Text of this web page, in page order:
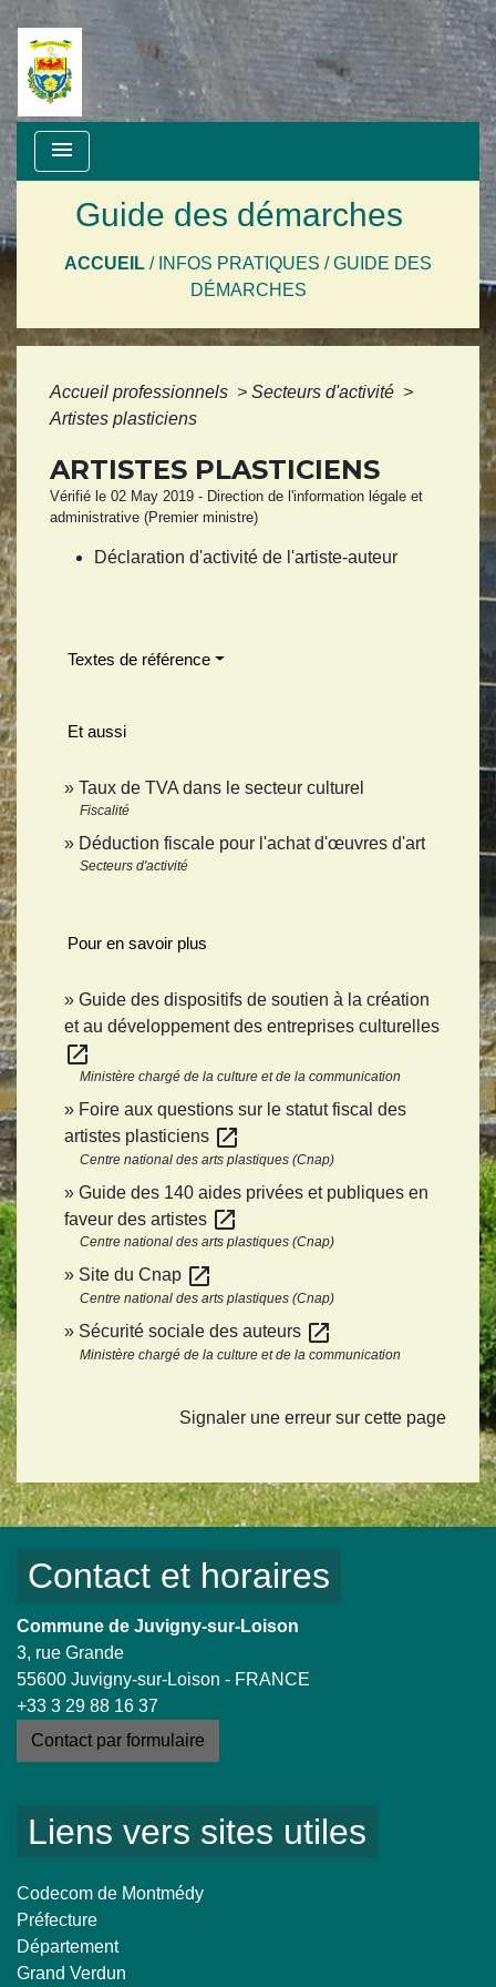
menu
Guide des démarches
ACCUEIL / INFOS PRATIQUES /GUIDE DES
DÉMARCHES
Accueil professionnels > Secteurs d'activité >
Artistes plasticiens
ARTISTES PLASTICIENS
Vérifié le 02 May 2019 - Direction de l'information légale et
administrative (Premier ministre)
Déclaration d'activité de l'artiste-auteur
Textes de référence
Et aussi
Taux de TVA dans le secteur culturel
Fiscalité
Déduction fiscale pour l'achat d'œuvres d'art
Secteurs d'activité
Pour en savoir plus
Guide des dispositifs de soutien à la création
et au développement des entreprises culturelles
open_in_new
Ministère chargé de la culture et de la communication
Foire aux questions sur le statut fiscal des
artistes plasticiens open_in_new
Centre national des arts plastiques (Cnap)
Guide des 140 aides privées et publiques en
faveur des artistes open_in_new
Centre national des arts plastiques (Cnap)
Site du Cnap open_in_new
Centre national des arts plastiques (Cnap)
Sécurité sociale des auteurs open_in_new
Ministère chargé de la culture et de la communication
Signaler une erreur sur cette page
Contact et horaires
Commune de Juvigny-sur-Loison
3, rue Grande
55600 Juvigny-sur-Loison - FRANCE
+33 3 29 88 16 37
Contact par formulaire
Liens vers sites utiles
Codecom de Montmédy
Préfecture
Département
Grand Verdun